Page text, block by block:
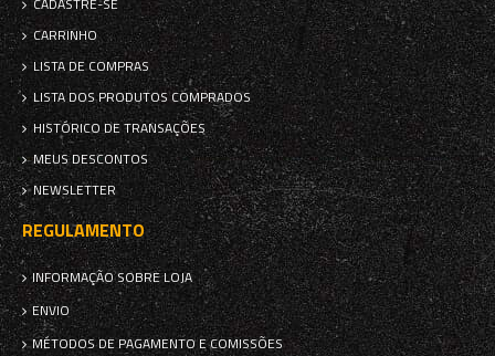
CARRINHO
LISTA DE COMPRAS
LISTA DOS PRODUTOS COMPRADOS
HISTÓRICO DE TRANSAÇÕES
MEUS DESCONTOS
NEWSLETTER
REGULAMENTO
INFORMAÇÃO SOBRE LOJA
ENVIO
MÉTODOS DE PAGAMENTO E COMISSÕES